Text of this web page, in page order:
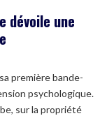
dévoile une
première bande-
psychologique.
sur la propriété